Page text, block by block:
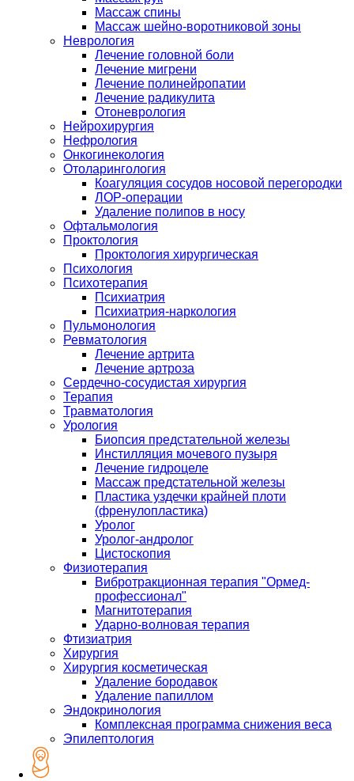
Массаж спины
Массаж шейно-воротниковой зоны
Неврология
Лечение головной боли
Лечение мигрени
Лечение полинейропатии
Лечение радикулита
Отоневрология
Нейрохирургия
Нефрология
Онкогинекология
Отоларингология
Коагуляция сосудов носовой перегородки
ЛОР-операции
Удаление полипов в носу
Офтальмология
Проктология
Проктология хирургическая
Психология
Психотерапия
Психиатрия
Психиатрия-наркология
Пульмонология
Ревматология
Лечение артрита
Лечение артроза
Сердечно-сосудистая хирургия
Терапия
Травматология
Урология
Биопсия предстательной железы
Инстилляция мочевого пузыря
Лечение гидроцеле
Массаж предстательной железы
Пластика уздечки крайней плоти
(френулопластика)
Уролог
Уролог-андролог
Цистоскопия
Физиотерапия
Вибротракционная терапия "Ормед-
профессионал"
Магнитотерапия
Ударно-волновая терапия
Фтизиатрия
Хирургия
Хирургия косметическая
Удаление бородавок
Удаление папиллом
Эндокринология
Комплексная программа снижения веса
Эпилептология